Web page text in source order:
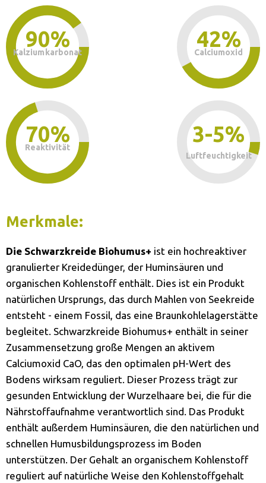
90%
Kalziumkarbonat
42%
Calciumoxid
70%
Reaktivität
3-5%
Luftfeuchtigkeit
Merkmale:
Die Schwarzkreide Biohumus+ ist ein hochreaktiver
granulierter Kreidedünger, der Huminsäuren und
organischen Kohlenstoff enthält. Dies ist ein Produkt
natürlichen Ursprungs, das durch Mahlen von Seekreide
entsteht - einem Fossil, das eine Braunkohlelagerstätte
begleitet. Schwarzkreide Biohumus+ enthält in seiner
Zusammensetzung große Mengen an aktivem
Calciumoxid CaO, das den optimalen pH-Wert des
Bodens wirksam reguliert. Dieser Prozess trägt zur
gesunden Entwicklung der Wurzelhaare bei, die für die
Nährstoffaufnahme verantwortlich sind. Das Produkt
enthält außerdem Huminsäuren, die den natürlichen und
schnellen Humusbildungsprozess im Boden
unterstützen. Der Gehalt an organischem Kohlenstoff
reguliert auf natürliche Weise den Kohlenstoffgehalt